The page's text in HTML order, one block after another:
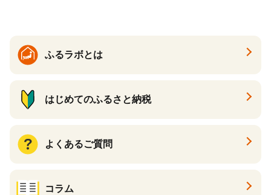
ふるラボとは
はじめてのふるさと納税
よくあるご質問
コラム